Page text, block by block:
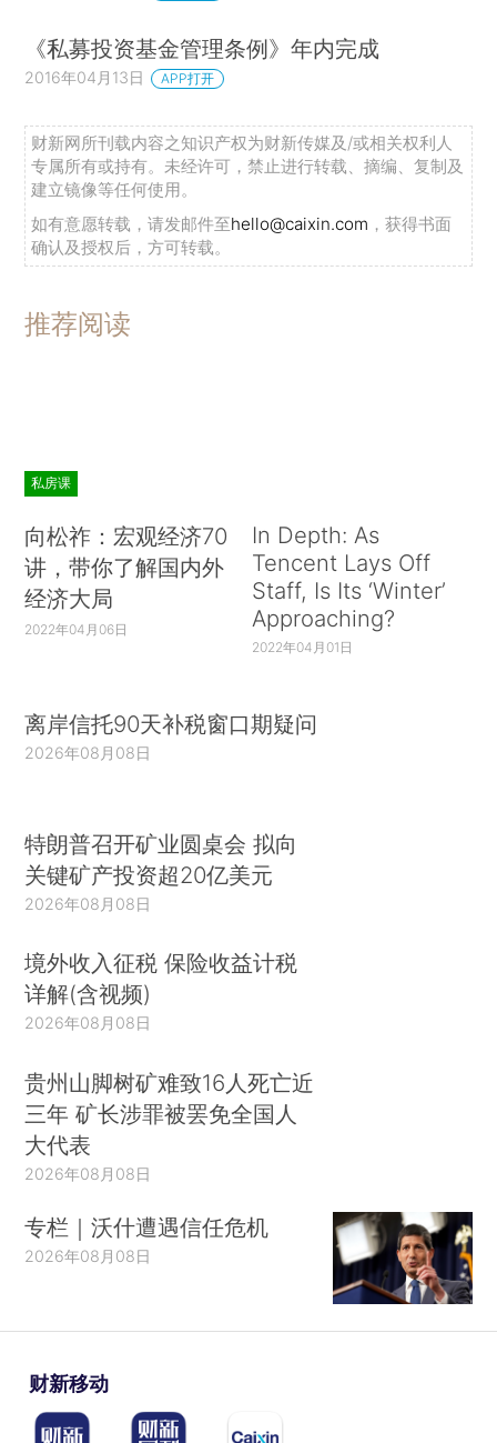
《私募投资基金管理条例》年内完成
2016年04月13日 APP打开
财新网所刊载内容之知识产权为财新传媒及/或相关权利人
专属所有或持有。未经许可，禁止进行转载、摘编、复制及
建立镜像等任何使用。
如有意愿转载，请发邮件至hello@caixin.com ，获得书面
确认及授权后，方可转载。
推荐阅读
私房课
向松祚：宏观经济70
讲，带你了解国内外
经济大局
2022年04月06日
In Depth: As
Tencent Lays Off
Staff, Is Its ‘Winter’
Approaching?
2022年04月01日
离岸信托90天补税窗口期疑问
2026年08月08日
特朗普召开矿业圆桌会 拟向
关键矿产投资超20亿美元
2026年08月08日
境外收入征税 保险收益计税
详解(含视频)
2026年08月08日
贵州山脚树矿难致16人死亡近
三年 矿长涉罪被罢免全国人
大代表
2026年08月08日
专栏｜沃什遭遇信任危机
2026年08月08日
财新移动